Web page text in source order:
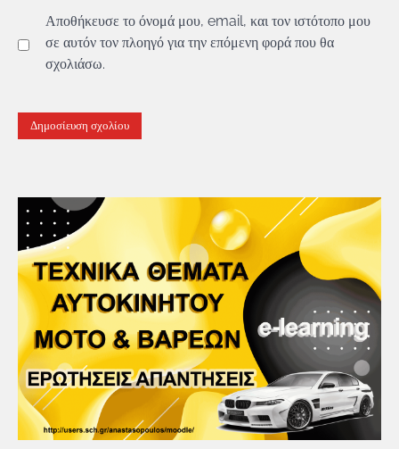
Αποθήκευσε το όνομά μου, email, και τον ιστότοπο μου
σε αυτόν τον πλοηγό για την επόμενη φορά που θα
σχολιάσω.